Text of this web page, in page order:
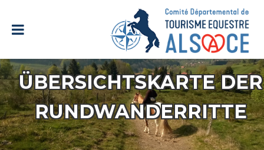
ÜBERSICHTSKARTE DER
RUNDWANDERRITTE